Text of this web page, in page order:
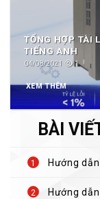
TỔNG HỢP TÀI
TIẾNG ANH
04/08/2021 1
XEM THÊM
BÀI
Hướng
Hướng